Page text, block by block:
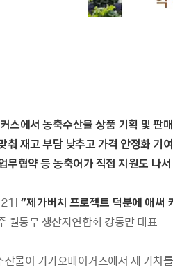
스에서 농축수산물 상품 기획 및 판
춰 재고 부담 낮추고 가격 안정화 기
무협약 등 농축어가 직접 지원도 나서
“제가버치 프로젝트 덕분에 애써
월동무 생산자연합회 강동만 대표
산물이 카카오메이커스에서 제 가치